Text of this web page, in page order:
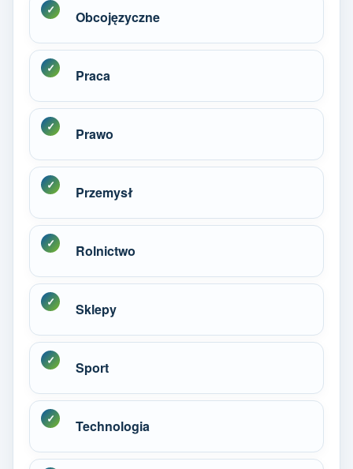
Obcojęzyczne
Praca
Prawo
Przemysł
Rolnictwo
Sklepy
Sport
Technologia